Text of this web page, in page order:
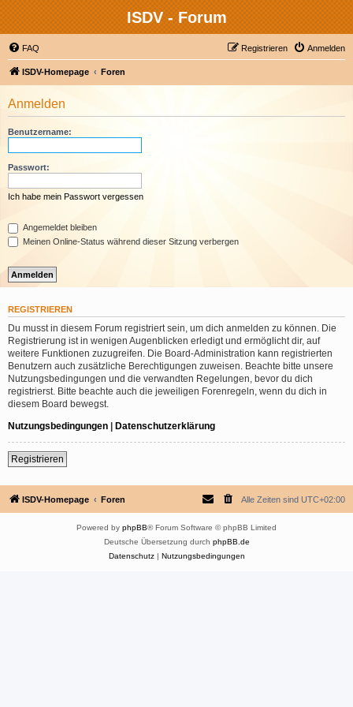
ISDV - Forum
FAQ Anmelden
Registrieren
ISDV-Homepage Foren
Anmelden
Benutzername:
Passwort:
Ich habe mein Passwort vergessen
Angemeldet bleiben
Meinen Online-Status während dieser Sitzung verbergen
REGISTRIEREN
Du musst in diesem Forum registriert sein, um dich anmelden zu können. Die
Registrierung ist in wenigen Augenblicken erledigt und ermöglicht dir, auf
weitere Funktionen zuzugreifen. Die Board-Administration kann registrierten
Benutzern auch zusätzliche Berechtigungen zuweisen. Beachte bitte unsere
Nutzungsbedingungen und die verwandten Regelungen, bevor du dich
registrierst. Bitte beachte auch die jeweiligen Forenregeln, wenn du dich in
diesem Board bewegst.
Nutzungsbedingungen | Datenschutzerklärung
Registrieren
ISDV-Homepage Foren Alle Zeiten sind UTC+02:00
Powered by phpBB® Forum Software © phpBB Limited
Deutsche Übersetzung durch phpBB.de
Datenschutz| Nutzungsbedingungen